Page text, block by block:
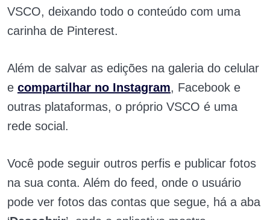
VSCO, deixando todo o conteúdo com uma
carinha de Pinterest.
Além de salvar as edições na galeria do celular
e compartilhar no Instagram, Facebook e
outras plataformas, o próprio VSCO é uma
rede social.
Você pode seguir outros perfis e publicar fotos
na sua conta. Além do feed, onde o usuário
pode ver fotos das contas que segue, há a aba